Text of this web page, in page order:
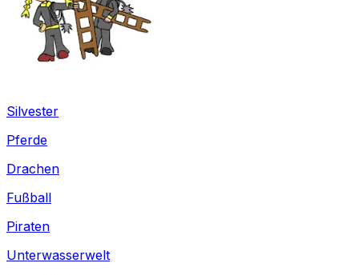
Silvester
Pferde
Drachen
Fußball
Piraten
Unterwasserwelt